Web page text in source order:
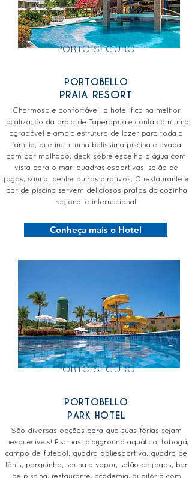
PORTO SEGURO
PORTOBELLO
PRAIA RESORT
Charmoso e confortável, o hotel fica na melhor
localização da praia de Taperapuã e conta com uma
agradável e ampla estrutura de lazer para toda a
família, que inclui uma belíssima piscina elevada
com bar molhado, deck sobre espelho d'água com
vista para o mar, quadras esportivas, salão de
jogos, sauna, dentre outros atrativos. O restaurante e
bar de piscina servem deliciosos pratos da cozinha
regional e internacional.
Conheça mais o Hotel
PORTO SEGURO
PORTOBELLO
PARK HOTEL
São diversas opções para que suas férias sejam
inesquecíveis! Piscinas, playground aquático, tobogã,
campo de futebol, quadra poliesportiva, quadra de
tênis, parquinho, sauna a vapor, salão de jogos, bar
de piscina, restaurante, academia, auditório com